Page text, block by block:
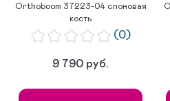
Orthoboom 37223-04 слоновая
кость
(0)
9 790 руб.